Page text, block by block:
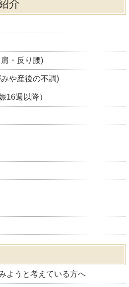
介
・反り腰)
や産後の不調)
16週以降）
ようと考えている方へ